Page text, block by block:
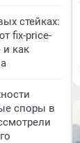
стейках:
fix-price-
и как
споры в